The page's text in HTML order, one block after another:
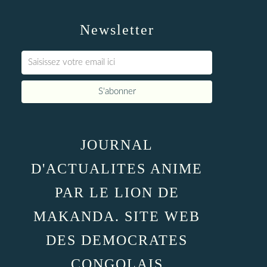
Newsletter
JOURNAL
D'ACTUALITES ANIME
PAR LE LION DE
MAKANDA. SITE WEB
DES DEMOCRATES